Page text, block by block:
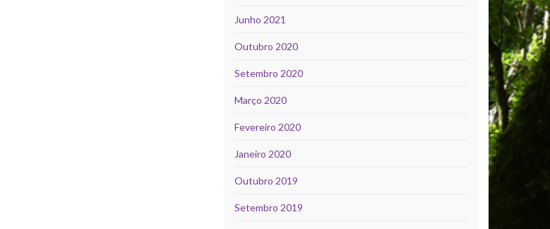
Junho 2021
Outubro 2020
Setembro 2020
Março 2020
Fevereiro 2020
Janeiro 2020
Outubro 2019
Setembro 2019